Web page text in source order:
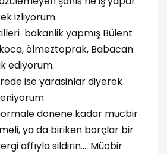
izliyorum.
bakanlik yapmış Bülent
ölmeztoprak, Babacan
ediyorum.
ise yarasinlar diyerek
dönene kadar mücbir
ya da biriken borçlar bir
affıyla sildirin.... Mücbir